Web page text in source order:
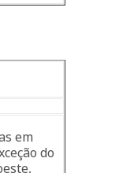
em
do